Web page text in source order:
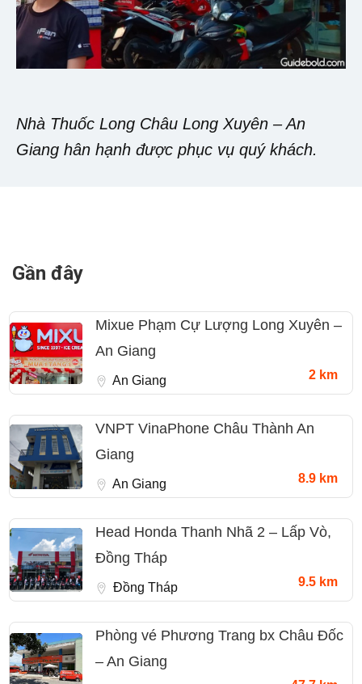
Nhà Thuốc Long Châu Long Xuyên – An
Giang hân hạnh được phục vụ quý khách.
Gần đây
Mixue Phạm Cự Lượng Long Xuyên –
An Giang
An Giang 2 km
VNPT VinaPhone Châu Thành An
Giang
An Giang 8.9 km
Head Honda Thanh Nhã 2 – Lấp Vò,
Đồng Tháp
Đồng Tháp 9.5 km
Phòng vé Phương Trang bx Châu Đốc
– An Giang